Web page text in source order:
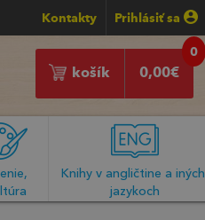
Kontakty Prihlásiť sa
0
0,00€
košík
Knihy v angličtine a iných
jazykoch